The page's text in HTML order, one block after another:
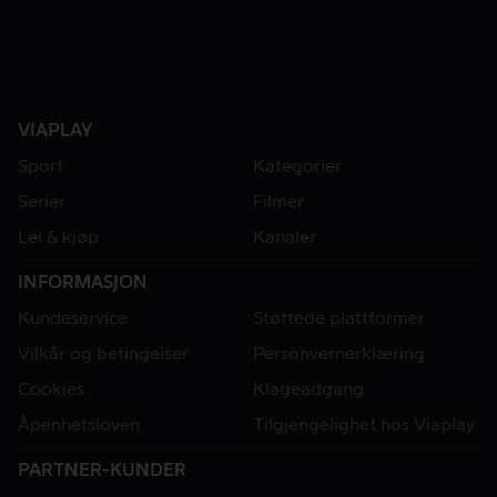
VIAPLAY
Sport
Kategorier
Serier
Filmer
Lei & kjøp
Kanaler
INFORMASJON
Kundeservice
Støttede plattformer
Vilkår og betingelser
Personvernerklæring
Cookies
Klageadgang
Åpenhetsloven
Tilgjengelighet hos Viaplay
PARTNER-KUNDER